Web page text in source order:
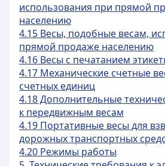
использования при прямой
населению
4.15 Весы, подобные весам,
прямой продаже населению
4.16 Весы с печатанием
4.17 Механические счетные
счетных единиц
4.18 Дополнительные
к передвижным весам
4.19 Портативные весы для
дорожных транспортных
4.20 Режимы работы